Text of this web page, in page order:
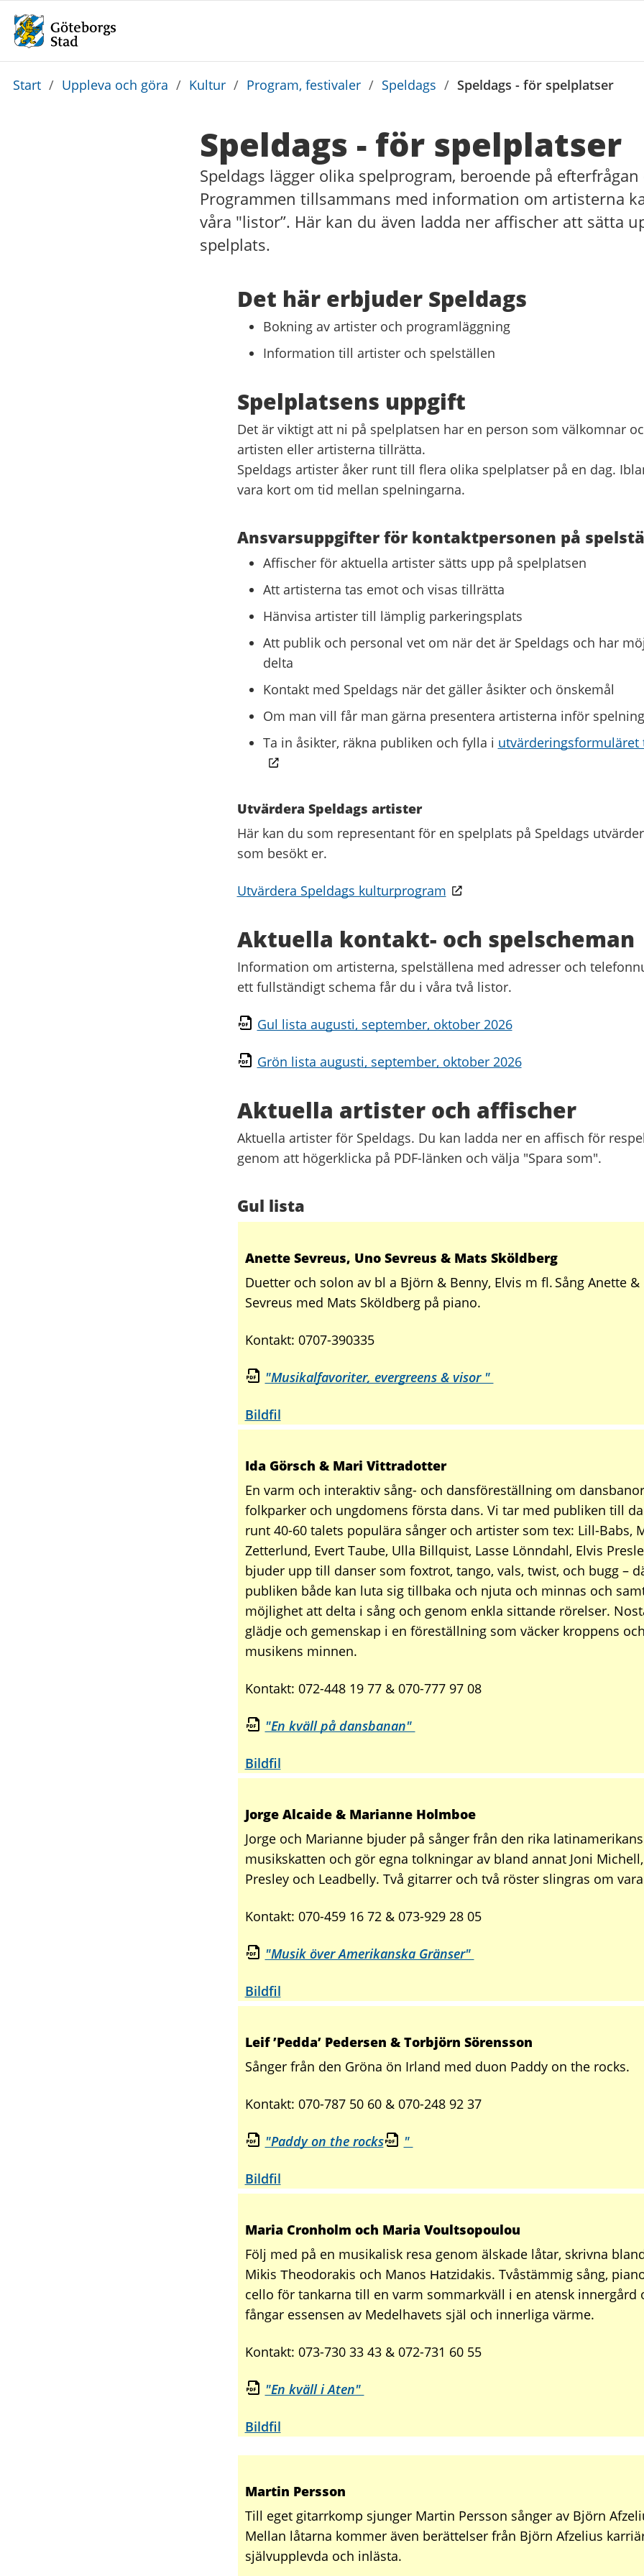
Du
Start / Uppleva och göra / Kultur / Program, festivaler / Speldags / Speldags - för spelplatser
Speldags - för spelplatser
Speldags lägger olika spelprogram, beroende på
Programmen tillsammans med information om artisterna
våra "listor”. Här kan du även ladda ner affischer att sätta
spelplats.
Det här erbjuder Speldags
Bokning av artister och programläggning
Information till artister och spelställen
Spelplatsens uppgift
Det är viktigt att ni på spelplatsen har en person som välkomnar
artisten eller artisterna tillrätta.
Speldags artister åker runt till flera olika spelplatser på en dag.
vara kort om tid mellan spelningarna.
Ansvarsuppgifter för kontaktpersonen på
Affischer för aktuella artister sätts upp på spelplatsen
Att artisterna tas emot och visas tillrätta
Hänvisa artister till lämplig parkeringsplats
Att publik och personal vet om när det är Speldags och har
delta
Kontakt med Speldags när det gäller åsikter och önskemål
Om man vill får man gärna presentera artisterna inför
Ta in åsikter, räkna publiken och fylla i utvärderingsformuläret
Utvärdera Speldags artister
Här kan du som representant för en spelplats på Speldags
som besökt er.
Utvärdera Speldags kulturprogram
Aktuella kontakt- och spelscheman
Information om artisterna, spelställena med adresser och
ett fullständigt schema får du i våra två listor.
Gul lista augusti, september, oktober 2026
Grön lista augusti, september, oktober 2026
Aktuella artister och affischer
Aktuella artister för Speldags. Du kan ladda ner en affisch för
genom att högerklicka på PDF-länken och välja "Spara som".
Gul lista
Anette Sevreus, Uno Sevreus & Mats Sköldberg
Duetter och solon av bl a Björn & Benny, Elvis m fl. Sång Anette &
Sevreus med Mats Sköldberg på piano.
Kontakt: 0707-390335
"Musikalfavoriter, evergreens & visor "
Bildfil
Ida Görsch & Mari Vittradotter
En varm och interaktiv sång- och dansföreställning om
folkparker och ungdomens första dans. Vi tar med publiken till
runt 40-60 talets populära sånger och artister som tex: Lill-Babs,
Zetterlund, Evert Taube, Ulla Billquist, Lasse Lönndahl, Elvis
bjuder upp till danser som foxtrot, tango, vals, twist, och bugg –
publiken både kan luta sig tillbaka och njuta och minnas och
möjlighet att delta i sång och genom enkla sittande rörelser.
glädje och gemenskap i en föreställning som väcker kroppens och
musikens minnen.
Kontakt: 072-448 19 77 & 070-777 97 08
"En kväll på dansbanan"
Bildfil
Jorge Alcaide & Marianne Holmboe
Jorge och Marianne bjuder på sånger från den rika
musikskatten och gör egna tolkningar av bland annat Joni
Presley och Leadbelly. Två gitarrer och två röster slingras om
Kontakt: 070-459 16 72 & 073-929 28 05
"Musik över Amerikanska Gränser"
Bildfil
Leif ’Pedda’ Pedersen & Torbjörn Sörensson
Sånger från den Gröna ön Irland med duon Paddy on the rocks.
Kontakt: 070-787 50 60 & 070-248 92 37
"Paddy on the rocks "
Bildfil
Maria Cronholm och Maria Voultsopoulou
Följ med på en musikalisk resa genom älskade låtar, skrivna
Mikis Τheodorakis och Manos Ηatzidakis. Tvåstämmig sång,
cello för tankarna till en varm sommarkväll i en atensk innergård
fångar essensen av Medelhavets själ och innerliga värme.
Kontakt: 073-730 33 43 & 072-731 60 55
"En kväll i Aten"
Bildfil
Martin Persson
Till eget gitarrkomp sjunger Martin Persson sånger av Björn
Mellan låtarna kommer även berättelser från Björn Afzelius
självupplevda och inlästa.